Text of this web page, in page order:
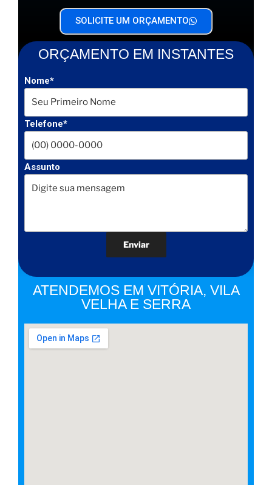
SOLICITE UM ORÇAMENTO
ORÇAMENTO EM INSTANTES
Nome*
Telefone*
Assunto
ATENDEMOS EM VITÓRIA, VILA
VELHA E SERRA